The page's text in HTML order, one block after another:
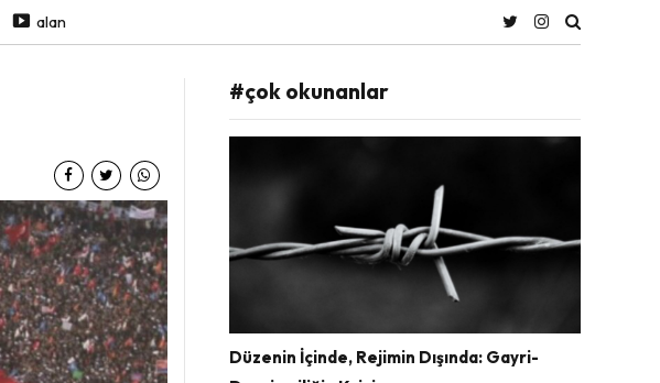
alan
#çok okunanlar
Düzenin İçinde, Rejimin Dışında: Gayri-